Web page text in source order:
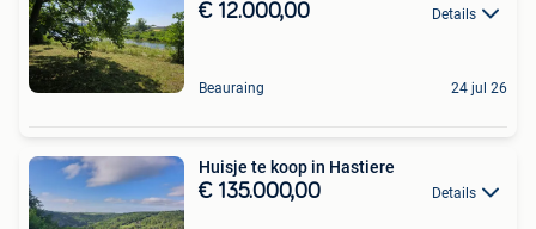
€ 12.000,00 Details
Beauraing 24 jul 26
Huisje te koop in Hastiere
€ 135.000,00 Details